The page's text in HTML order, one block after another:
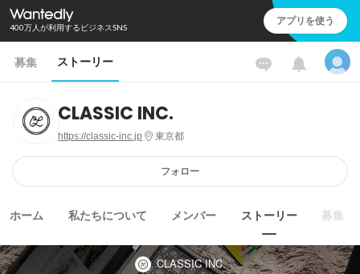
400万人が利用するビジネスSNS アプリを使う
募集 ストーリー
CLASSIC INC.
https://classic-inc.jp 東京都
フォロー
ホーム 私たちについて メンバー ストーリー 募集
CLASSIC INC.